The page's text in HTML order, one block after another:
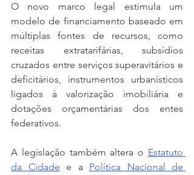
O novo marco legal estimula um
modelo de financiamento baseado em
múltiplas fontes de recursos, como
receitas extratarifárias, subsídios
cruzados entre serviços superavitários e
deficitários, instrumentos urbanísticos
ligados à valorização imobiliária e
dotações orçamentárias dos entes
federativos.
A legislação também altera o Estatuto
da Cidade e a Política Nacional de